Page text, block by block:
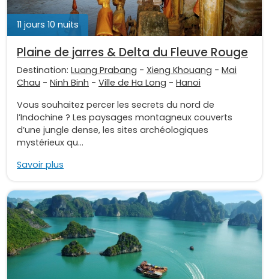
11 jours 10 nuits
Plaine de jarres & Delta du Fleuve Rouge
Destination: Luang Prabang - Xieng Khouang - Mai
Chau - Ninh Binh - Ville de Ha Long - Hanoi
Vous souhaitez percer les secrets du nord de
l’Indochine ? Les paysages montagneux couverts
d’une jungle dense, les sites archéologiques
mystérieux qu...
Savoir plus